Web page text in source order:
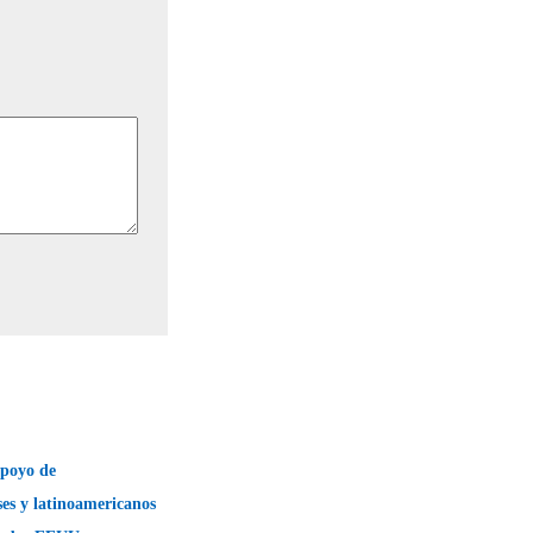
de
y latinoamericanos